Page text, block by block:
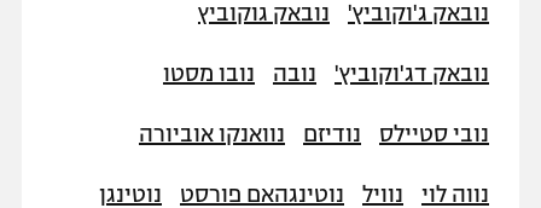
נובאק ג'וקוביץ' נובאק גוקוביץ
נובאק דג'וקוביץ' נובה נובו מסטו
נובי סטיילס נודיזם נוואנקו אוביורה
נווה לוי נוויל נוטינגהאם פורסט נוטינגן